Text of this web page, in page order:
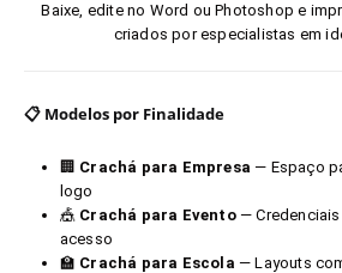
Baixe, edite no Word ou Photoshop e
criados por especialistas em
📋 Modelos por Finalidade
🏢 Crachá para Empresa — Espaço
logo
🎪 Crachá para Evento—
acesso
🏫 Crachá para Escola — Layouts